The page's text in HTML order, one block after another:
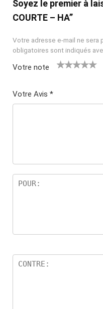
Soyez le premier à
COURTE – HA”
Votre adresse e-mail ne sera
obligatoires sont indiqués
Votre note
Votre Avis *